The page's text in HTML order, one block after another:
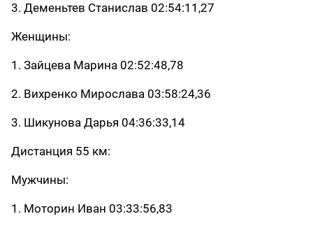
3. Деменьтев Станислав 02:54:11,27
Женщины:
1. Зайцева Марина 02:52:48,78
2. Вихренко Мирослава 03:58:24,36
3. Шикунова Дарья 04:36:33,14
Дистанция 55 км:
Мужчины:
1. Моторин Иван 03:33:56,83